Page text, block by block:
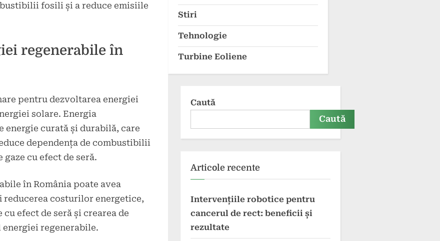
fosili și a reduce emisiile
regenerabile în
pentru dezvoltarea energiei
solare. Energia
energie curată și durabilă, care
dependența de combustibilii
cu efect de seră.
în România poate avea
costurilor energetice,
efect de seră și crearea de
regenerabile.
Stiri
Tehnologie
Turbine Eoliene
Caută
Caută
Articole recente
Intervențiile robotice pentru
cancerul de rect: beneficii și
rezultate